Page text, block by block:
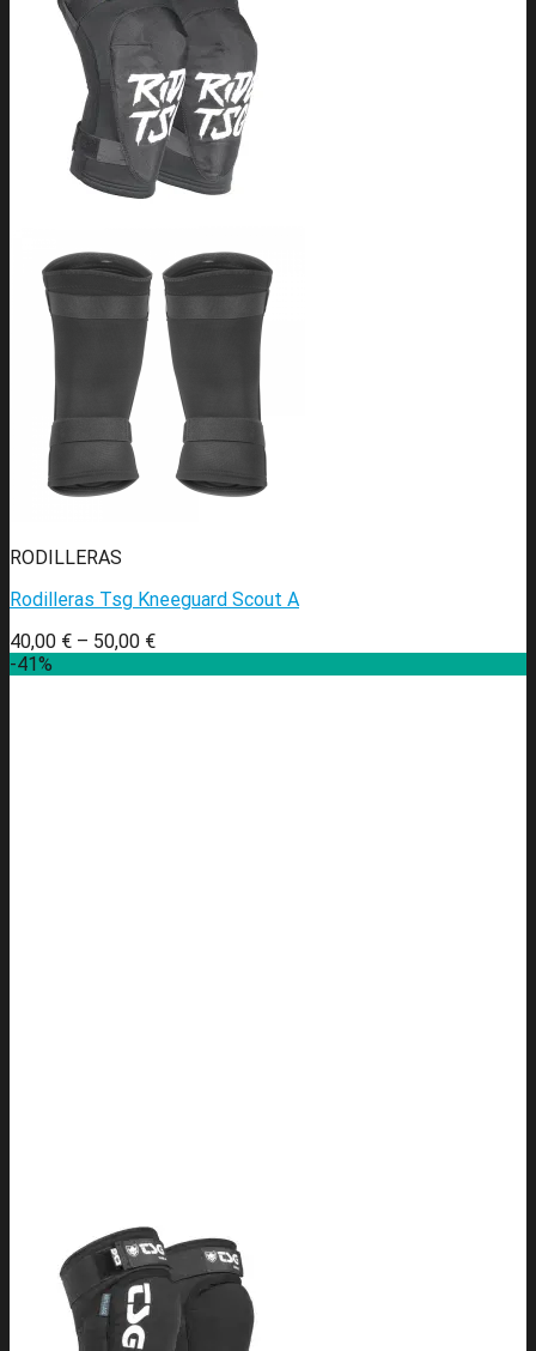
RODILLERAS
Rodilleras Tsg Kneeguard Scout A
40,00 € – 50,00 €
-41%